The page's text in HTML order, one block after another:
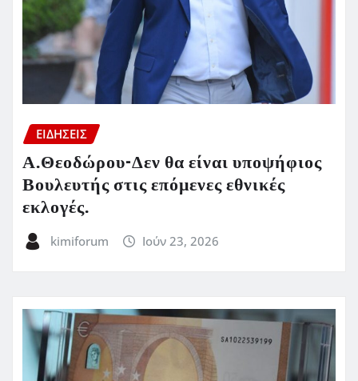
ΕΙΔΗΣΕΙΣ
Α.Θεοδώρου-Δεν θα είναι υποψήφιος
Βουλευτής στις επόμενες εθνικές
εκλογές.
kimiforum Ιούν 23, 2026